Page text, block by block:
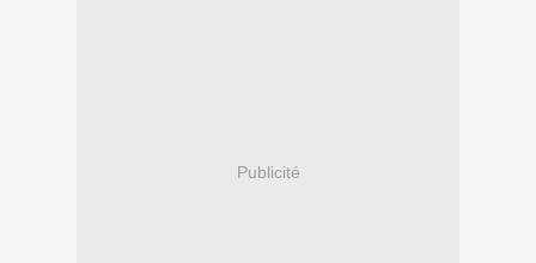
Publicité